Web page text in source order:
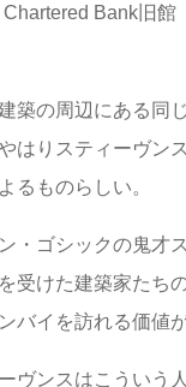
Bank旧館
築の周辺にある同
はりスティーヴン
るものらしい。
・ゴシックの鬼才
受けた建築家たち
バイを訪れる価値
ヴンスはこういう